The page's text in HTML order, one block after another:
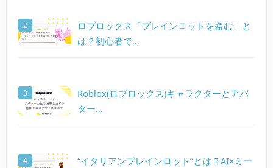
ロブロックス「ブレインロットを盗む」と
は？初心者で…
Roblox(ロブロックス)キャラクターとアバ
ター…
“イタリアンブレインロット”とは？AI×ミー